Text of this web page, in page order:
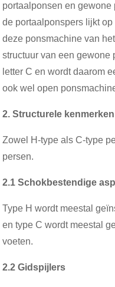
portaalponsen en gewone
de portaalponspers lijkt
deze ponsmachine van
structuur van een
letter C en wordt daarom
ook wel open
2. Structurele
Zowel H-type als C-type
persen.
2.1 Schokbestendige
Type H wordt meestal
en type C wordt meestal
voeten.
2.2 Gidspijlers